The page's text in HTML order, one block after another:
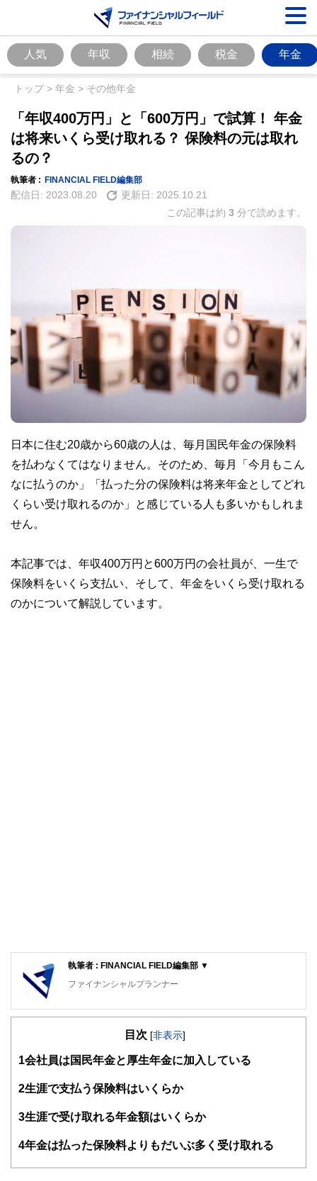
人気 年収 相続 税金 年金
トップ> 年金 > その他年金
「年収400万円」と「600万円」で試算！ 年金
は将来いくら受け取れる？ 保険料の元は取れ
るの？
執筆者 : FINANCIAL FIELD編集部
配信日: 2023.08.20 更新日: 2025.10.21
この記事は約 3 分で読めます。
日本に住む20歳から60歳の人は、毎月国民年金の保険料
を払わなくてはなりません。そのため、毎月「今月もこん
なに払うのか」「払った分の保険料は将来年金としてどれ
くらい受け取れるのか」と感じている人も多いかもしれま
せん。
本記事では、年収400万円と600万円の会社員が、一生で
保険料をいくら支払い、そして、年金をいくら受け取れる
のかについて解説しています。
執筆者 : FINANCIAL FIELD編集部 ▼
ファイナンシャルプランナー
FinancialField編集部は、金融、経済に関する記事を、日々
知識がない方でも理解できるようわかりやすく発信していま
得者を中心に「お金や暮らし」に関する書籍・雑誌の編集経
験者で構成され、企画立案から記事掲載まですべての工程に
護士、税理士、宅地建物取引士、相続診断士、住宅ローンア
目次 [非表示]
1 会社員は国民年金と厚生年金に加入している
2生涯で支払う保険料はいくらか
3生涯で受け取れる年金額はいくらか
4年金は払った保険料よりもだいぶ多く受け取れる